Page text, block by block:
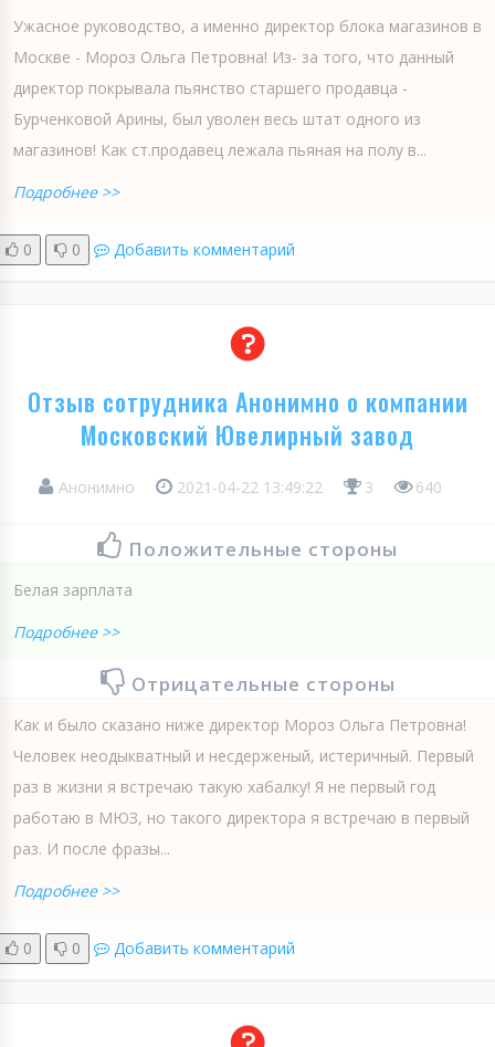
Ужасное руководство, а именно директор блока магазинов в
Москве - Мороз Ольга Петровна! Из- за того, что данный
директор покрывала пьянство старшего продавца -
Бурченковой Арины, был уволен весь штат одного из
магазинов! Как ст.продавец лежала пьяная на полу в...
Подробнее >>
0 0 Добавить комментарий
Отзыв сотрудника Анонимно о компании
Московский Ювелирный завод
Анонимно 2021-04-22 13:49:22 3 640
Положительные стороны
Белая зарплата
Подробнее >>
Отрицательные стороны
Как и было сказано ниже директор Мороз Ольга Петровна!
Человек неодыкватный и несдерженый, истеричный. Первый
раз в жизни я встречаю такую хабалку! Я не первый год
работаю в МЮЗ, но такого директора я встречаю в первый
раз. И после фразы...
Подробнее >>
0 0 Добавить комментарий